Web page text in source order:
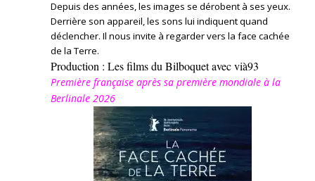
Depuis des années, les images se dérobent à ses yeux.
Derrière son appareil, les sons lui indiquent quand
déclencher. Il nous invite à regarder vers la face cachée
de la Terre.
Production : Les films du Bilboquet avec vià93
Première française après sa première mondiale à la
Berlinale 2026